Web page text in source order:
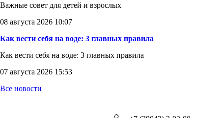
Важные совет для детей и взрослых
08 августа 2026 10:07
Как вести себя на воде: 3 главных правила
Как вести себя на воде: 3 главных правила
07 августа 2026 15:53
Все новости